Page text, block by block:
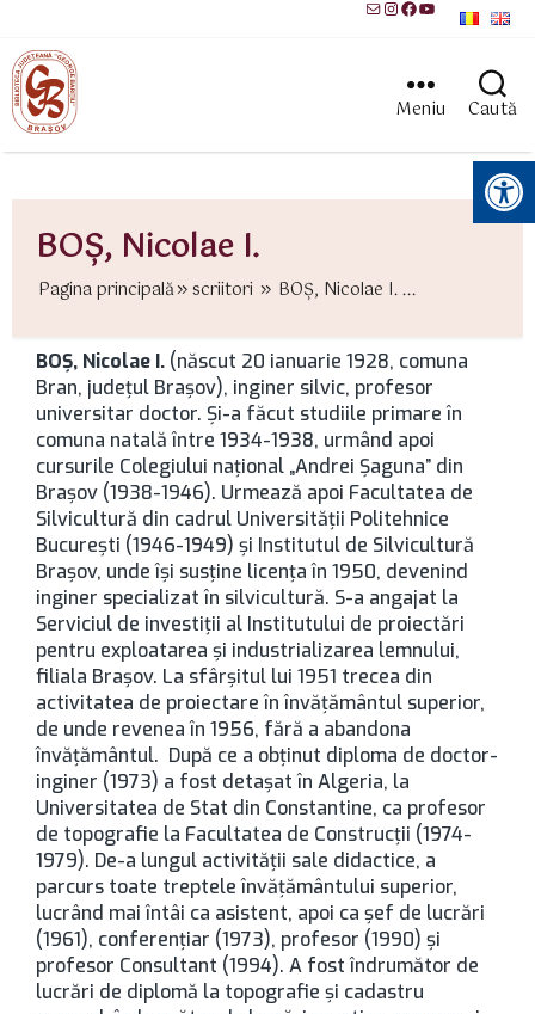
MailInstagram
Facebook
YouTube
Meniu Caută
Instrumente pentru accesibilitate
BOŞ, Nicolae I.
Pagina principală scriitori BOŞ, Nicolae I. ...
BOŞ, Nicolae I. (născut 20 ianuarie 1928, comuna
Bran, județul Brașov), inginer silvic, profesor
universitar doctor. Şi-a făcut studiile primare în
comuna natală între 1934-1938, urmând apoi
cursurile Colegiului naţional „Andrei Şaguna” din
Brașov (1938-1946). Urmează apoi Facultatea de
Silvicultură din cadrul Universității Politehnice
București (1946-1949) şi Institutul de Silvicultură
Brașov, unde îşi susține licenţa în 1950, devenind
inginer specializat în silvicultură. S-a angajat la
Serviciul de investiții al Institutului de proiectări
pentru exploatarea și industrializarea lemnului,
filiala Brașov. La sfârșitul lui 1951 trecea din
activitatea de proiectare în învățământul superior,
de unde revenea în 1956, fără a abandona
învățământul. După ce a obţinut diploma de doctor-
inginer (1973) a fost detaşat în Algeria, la
Universitatea de Stat din Constantine, ca profesor
de topografie la Facultatea de Construcţii (1974-
1979). De-a lungul activităţii sale didactice, a
parcurs toate treptele învăţământului superior,
lucrând mai întâi ca asistent, apoi ca şef de lucrări
(1961), conferențiar (1973), profesor (1990) şi
profesor Consultant (1994). A fost îndrumător de
lucrări de diplomă la topografie şi cadastru